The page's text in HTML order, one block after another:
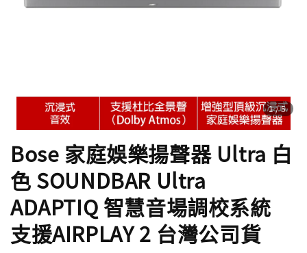
1/5
Bose 家庭娛樂揚聲器 Ultra 白
色 SOUNDBAR Ultra
ADAPTIQ 智慧音場調校系統
支援AIRPLAY 2 台灣公司貨